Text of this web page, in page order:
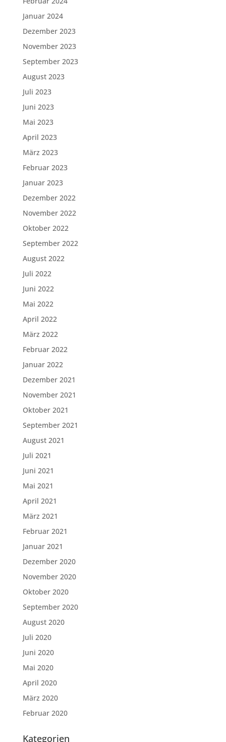
Januar 2024
Dezember 2023
November 2023
September 2023
August 2023
Juli 2023
Juni 2023
Mai 2023
April 2023
März 2023
Februar 2023
Januar 2023
Dezember 2022
November 2022
Oktober 2022
September 2022
August 2022
Juli 2022
Juni 2022
Mai 2022
April 2022
März 2022
Februar 2022
Januar 2022
Dezember 2021
November 2021
Oktober 2021
September 2021
August 2021
Juli 2021
Juni 2021
Mai 2021
April 2021
März 2021
Februar 2021
Januar 2021
Dezember 2020
November 2020
Oktober 2020
September 2020
August 2020
Juli 2020
Juni 2020
Mai 2020
April 2020
März 2020
Februar 2020
Kategorien